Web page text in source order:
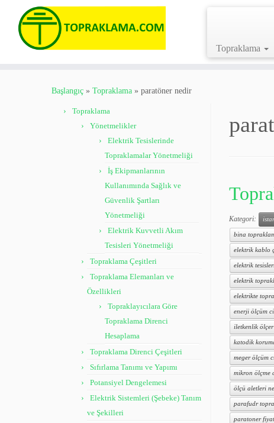
Topraklama
Başlangıç » Topraklama » paratöner nedir
Topraklama
Yönetmelikler
Elektrik Tesislerinde
Topraklamalar Yönetmeliği
İş Ekipmanlarının
Kullanımında Sağlık ve
Güvenlik Şartları
Yönetmeliği
Elektrik Kuvvetli Akım
Tesisleri Yönetmeliği
Topraklama Çeşitleri
Topraklama Elemanları ve
Özellikleri
Topraklayıcılara Göre
Topraklama Direnci
Hesaplama
Topraklama Direnci Çeşitleri
Sıfırlama Tanımı ve Yapımı
Potansiyel Dengelemesi
Elektrik Sistemleri (Şebeke) Tanım
ve Şekilleri
Kategori:
bina
elektrik kablo
elektrik
elektrik
elektrikte
enerji ölçüm
iletkenlik ölçer
katodik
meger ölçüm
mikron ölçme
ölçü aletleri
parafudr
paratoner